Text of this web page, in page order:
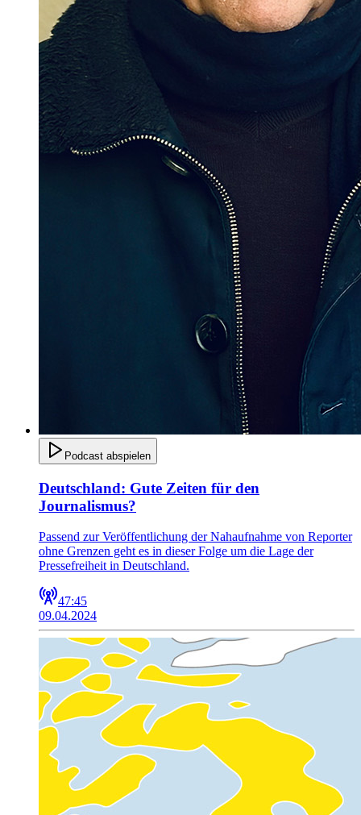
Podcast abspielen
Deutschland: Gute Zeiten für den
Journalismus?
Passend zur Veröffentlichung der Nahaufnahme von Reporter
ohne Grenzen geht es in dieser Folge um die Lage der
Pressefreiheit in Deutschland.
47:45
09.04.2024